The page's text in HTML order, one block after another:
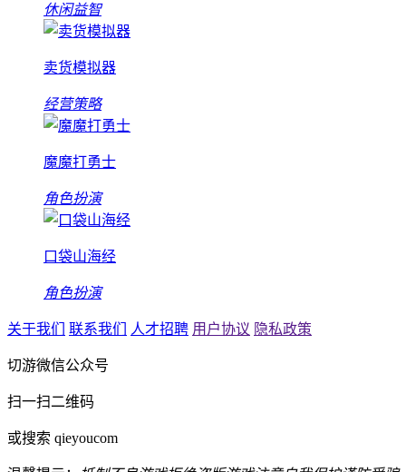
休闲益智
卖货模拟器
经营策略
魔魔打勇士
角色扮演
口袋山海经
角色扮演
关于我们 联系我们 人才招聘 用户协议 隐私政策
切游微信公众号
扫一扫二维码
或搜索 qieyoucom